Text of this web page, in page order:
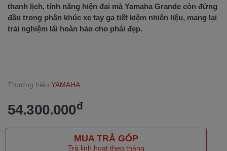
thanh lịch, tính năng hiện đại mà Yamaha Grande còn đứng
đầu trong phân khúc xe tay ga tiết kiệm nhiên liệu, mang lại
trải nghiệm lái hoàn hảo cho phái đẹp.
Thương hiệu:YAMAHA
54.300.000đ
MUA TRẢ GÓP
Trả linh hoạt theo tháng